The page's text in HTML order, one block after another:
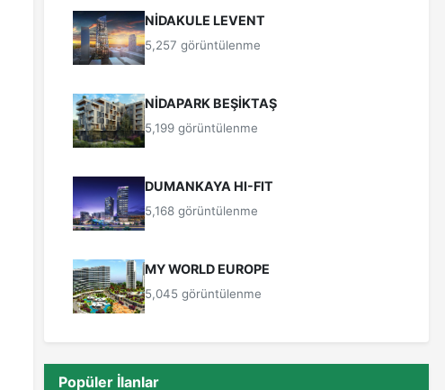
NİDAKULE LEVENT
5,257 görüntülenme
NİDAPARK BEŞİKTAŞ
5,199 görüntülenme
DUMANKAYA HI-FIT
5,168 görüntülenme
MY WORLD EUROPE
5,045 görüntülenme
Popüler İlanlar